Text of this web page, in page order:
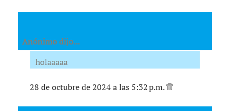
Anónimo dijo...
holaaaaa
28 de octubre de 2024 a las 5:32 p.m.